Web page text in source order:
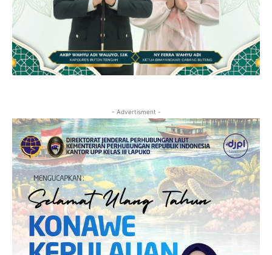
- Advertisment -